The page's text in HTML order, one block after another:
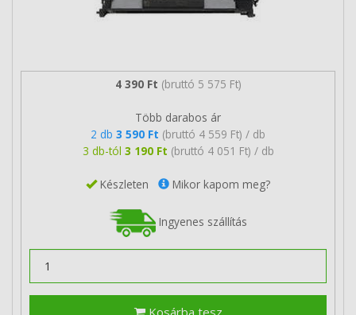
4 390 Ft (bruttó 5 575 Ft)
Több darabos ár
2 db 3 590 Ft (bruttó 4 559 Ft) / db
3 db-tól 3 190 Ft (bruttó 4 051 Ft) / db
Készleten Mikor kapom meg?
Ingyenes szállítás
Kosárba tesz